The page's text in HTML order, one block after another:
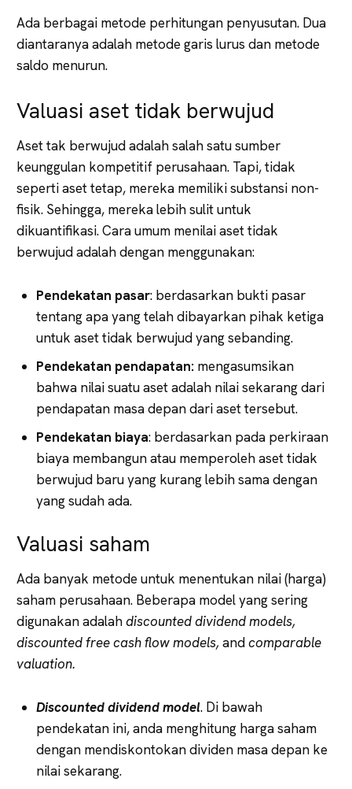
Ada berbagai metode perhitungan penyusutan. Dua
diantaranya adalah metode garis lurus dan metode
saldo menurun.
Valuasi aset tidak berwujud
Aset tak berwujud adalah salah satu sumber
keunggulan kompetitif perusahaan. Tapi, tidak
seperti aset tetap, mereka memiliki substansi non-
fisik. Sehingga, mereka lebih sulit untuk
dikuantifikasi. Cara umum menilai aset tidak
berwujud adalah dengan menggunakan:
Pendekatan pasar: berdasarkan bukti pasar
tentang apa yang telah dibayarkan pihak ketiga
untuk aset tidak berwujud yang sebanding.
Pendekatan pendapatan: mengasumsikan
bahwa nilai suatu aset adalah nilai sekarang dari
pendapatan masa depan dari aset tersebut.
Pendekatan biaya: berdasarkan pada perkiraan
biaya membangun atau memperoleh aset tidak
berwujud baru yang kurang lebih sama dengan
yang sudah ada.
Valuasi saham
Ada banyak metode untuk menentukan nilai (harga)
saham perusahaan. Beberapa model yang sering
digunakan adalahdiscounted dividend models,
discounted free cash flow models,andcomparable
valuation.
Discounted dividend model. Di bawah
pendekatan ini, anda menghitung harga saham
dengan mendiskontokan dividen masa depan ke
nilai sekarang.